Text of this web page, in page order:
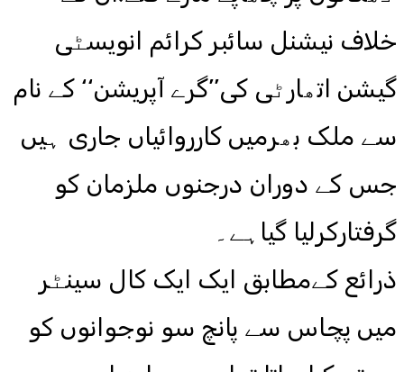
خلاف نیشنل سائبر کرائم انویسٹی
گیشن اتھارٹی کی’’گرے آپریشن‘‘ کے نام
سے ملک بھرمیں کارروائیاں جاری ہیں
جس کے دوران درجنوں ملزمان کو
گرفتارکرلیا گیاہے۔
ذرائع کےمطابق ایک ایک کال سینٹر
میں پچاس سے پانچ سو نوجوانوں کو